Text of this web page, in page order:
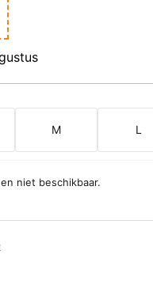
M L
niet beschikbaar.